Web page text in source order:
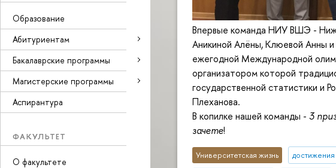
Образование
Абитуриентам
Бакалаврские программы
Магистерские программы
Аспирантура
ФАКУЛЬТЕТ
О факультете
Впервые команда НИУ ВШЭ -
Аникиной Алёны, Клюевой Анны
ежегодной Международной
организатором которой
государственной статистики и
Плеханова.
В копилке нашей команды - 3
зачете!
Университетская жизнь достижения